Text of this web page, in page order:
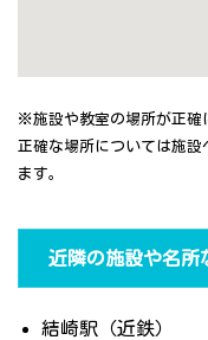
※施設や教室の場所が正確
正確な場所については施
ます。
近隣の施設や名所
結崎駅（近鉄）